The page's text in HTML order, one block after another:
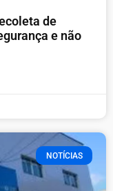
de
e não
NOTÍCIAS